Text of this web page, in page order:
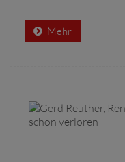
Mehr